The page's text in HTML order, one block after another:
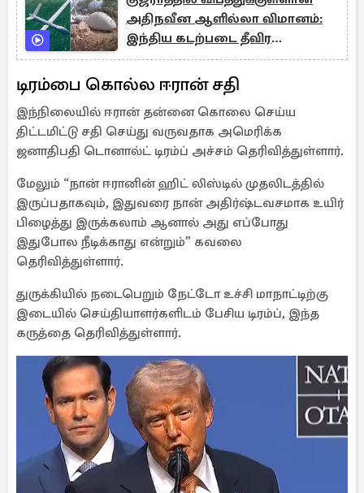
அதிநவீன ஆளில்லா விமானம்:
இந்திய கடற்படை தீவிர
விசாரணை
டிரம்பை கொல்ல ஈரான் சதி
இந்நிலையில் ஈரான் தன்னை கொலை செய்ய
திட்டமிட்டு சதி செய்து வருவதாக அமெரிக்க
ஜனாதிபதி டொனால்ட் டிரம்ப் அச்சம் தெரிவித்துள்ளார்.
மேலும் “நான் ஈரானின் ஹிட் லிஸ்டில் முதலிடத்தில்
இருப்பதாகவும், இதுவரை நான் அதிர்ஷ்டவசமாக உயிர்
பிழைத்து இருக்கலாம் ஆனால் அது எப்போது
இதுபோல நீடிக்காது என்றும்” கவலை
தெரிவித்துள்ளார்.
துருக்கியில் நடைபெறும் நேட்டோ உச்சி மாநாட்டிற்கு
இடையில் செய்தியாளர்களிடம் பேசிய டிரம்ப், இந்த
கருத்தை தெரிவித்துள்ளார்.